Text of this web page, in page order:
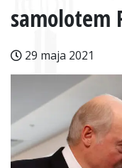
samolotem
29 maja 2021